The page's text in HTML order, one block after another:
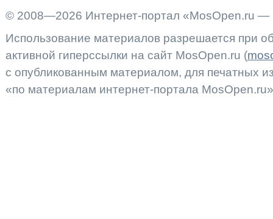
© 2008—2026 Интернет-портал «MosOpen.ru —
Использование материалов разрешается при
активной гиперссылки на сайт MosOpen.ru (
с опубликованным материалом, для печатных
«по материалам интернет-портала